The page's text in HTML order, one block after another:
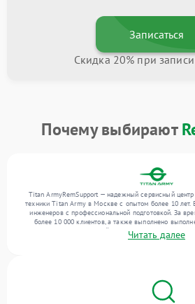
Записаться
Скидка 20% при
Почему выбирают
Titan ArmyRemSupport — надежный сервисный
техники Titan Army в Москве с опытом более 10
инженеров с профессиональной подготовкой. За
более 10 000 клиентов, а также выполнено
Ежемесячно в сервисный центр поступает более
устраняем поломки любой сложности и гарантируем
Читать далее